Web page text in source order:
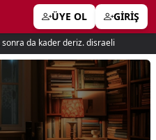
ÜYE OL GİRİŞ
da kader deriz. disraeli